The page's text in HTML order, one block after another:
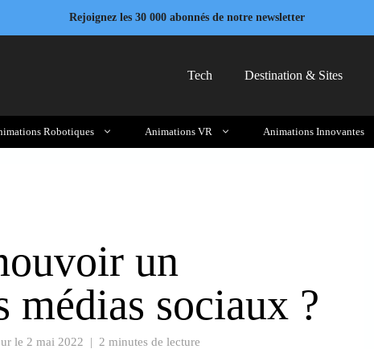
Rejoignez les 30 000 abonnés de notre newsletter
Tech Destination & Sites
Robotiques Animations VR Animations Innovantes
un
médias sociaux ?
le 2 mai 2022 | 2 minutes de lecture